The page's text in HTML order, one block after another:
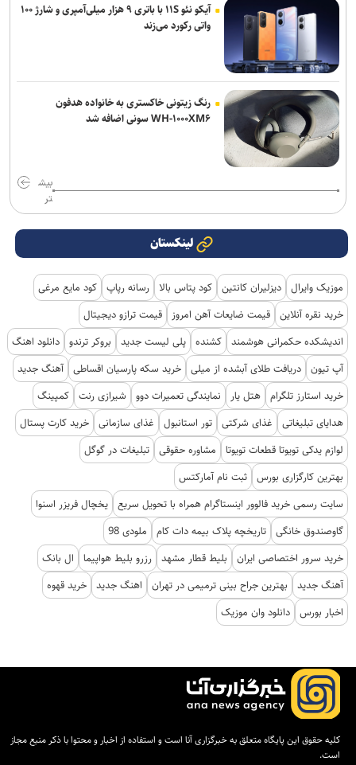
آیکو نئو ۱۱S با باتری ۹ هزار میلی‌آمپری و شارژ ۱۰۰
واتی رکورد می‌زند
رنگ زیتونی خاکستری به خانواده هدفون
WH-۱۰۰۰XM۶ سونی اضافه شد
بیش
تر
لینکستان
موزیک وایرال دیزلیران کانتین کود پتاس بالا رسانه رپاپ کود مایع مرغی
خرید نقره آنلاین قیمت ضایعات آهن امروز
قیمت ترازو دیجیتال
اندیشکده حکمرانی هوشمند کشنده پلی لیست جدید بروکر ترندو دانلود اهنگ
آپ تیون دریافت طلای آبشده از میلی خرید سکه پارسیان اقساطی آهنگ جدید
خرید استارز تلگرام هتل یار نمایندگی تعمیرات دوو شیرازی رنت کمپینگ
هدایای تبلیغاتی
غذای شرکتی تور استانبول غذای سازمانی خرید کارت پستال
لوازم یدکی تویوتا قطعات تویوتا
مشاوره حقوقی تبلیغات در گوگل
بهترین کارگزاری بورس ثبت نام آمارکتس
سایت رسمی خرید فالوور اینستاگرام همراه با تحویل سریع یخچال فریزر اسنوا
گاوصندوق خانگی تاریخچه پلاک بیمه دات کام
ملودی 98
خرید سرور اختصاصی ایران
بلیط قطار مشهد رزرو بلیط هواپیما
ال بانک
آهنگ جدید
بهترین جراح بینی ترمیمی در تهران اهنگ جدید خرید قهوه
اخبار بورس دانلود وان موزیک
کلیه حقوق این پایگاه متعلق به خبرگزاری آنا است و استفاده از اخبار و محتوا با ذکر منبع مجاز
است.